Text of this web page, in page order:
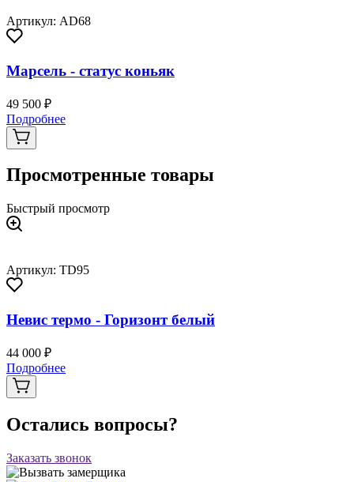
Артикул: AD68
Марсель - статус коньяк
49 500 ₽
Подробнее
Просмотренные товары
Быстрый просмотр
Артикул: TD95
Невис термо - Горизонт белый
44 000 ₽
Подробнее
Остались вопросы?
Заказать звонок